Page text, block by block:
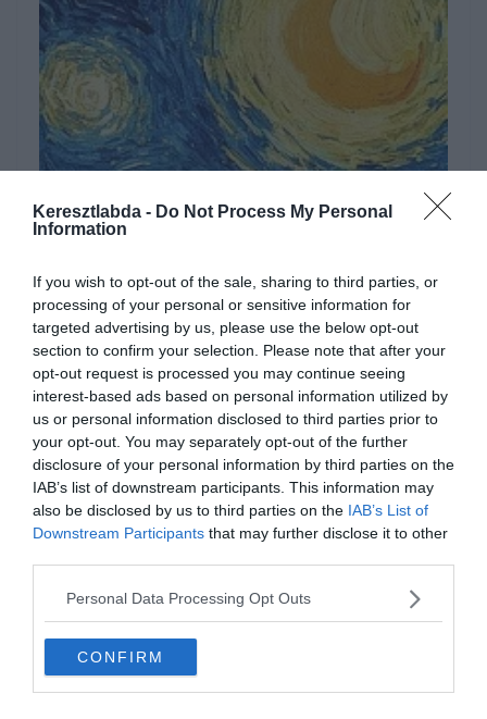
Keresztlabda - Do Not Process My Personal
Information
If you wish to opt-out of the sale, sharing to third parties, or
processing of your personal or sensitive information for
targeted advertising by us, please use the below opt-out
section to confirm your selection. Please note that after your
opt-out request is processed you may continue seeing
interest-based ads based on personal information utilized by
us or personal information disclosed to third parties prior to
your opt-out. You may separately opt-out of the further
disclosure of your personal information by third parties on the
IAB’s list of downstream participants. This information may
also be disclosed by us to third parties on the IAB’s List of
Downstream Participants that may further disclose it to other
Personal Data Processing Opt Outs
CONFIRM
Rippl-Rónai József)
"Csillagos éj" (művész: Vincent van
Gogh)